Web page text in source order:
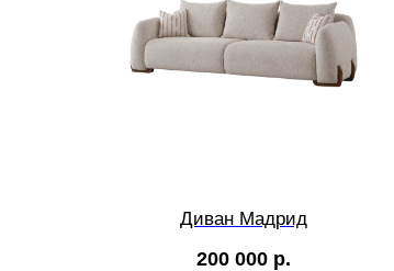
Диван Мадрид
200 000 р.